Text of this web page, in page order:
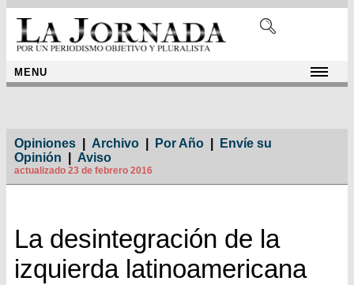
MENU
Opiniones Archivo Por Año
Envíe su
Opinión
Aviso
actualizado 23 de febrero 2016
La desintegración de la
izquierda latinoamericana